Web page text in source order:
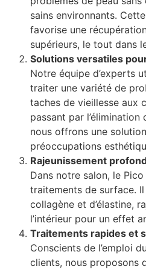
sains environnants.
favorise une
supérieurs, le tout dans
Solutions versatiles
Notre équipe d’experts
traiter une variété de
taches de vieillesse aux
passant par
nous offrons une
préoccupations
Rajeunissement
Dans notre salon, le
traitements de surface.
collagène et d’élastine,
l’intérieur pour un effet
Traitements rapides et
Conscients de l’emploi
clients, nous proposons